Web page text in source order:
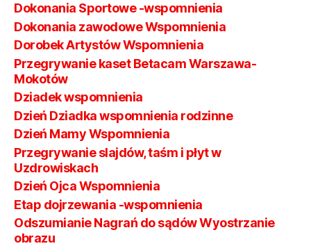
Dokonania Sportowe -wspomnienia
Dokonania zawodowe Wspomnienia
Dorobek Artystów Wspomnienia
Przegrywanie kaset Betacam Warszawa-
Mokotów
Dziadek wspomnienia
Dzień Dziadka wspomnienia rodzinne
Dzień Mamy Wspomnienia
Przegrywanie slajdów, taśm i płyt w
Uzdrowiskach
Dzień Ojca Wspomnienia
Etap dojrzewania -wspomnienia
Odszumianie Nagrań do sądów Wyostrzanie
obrazu